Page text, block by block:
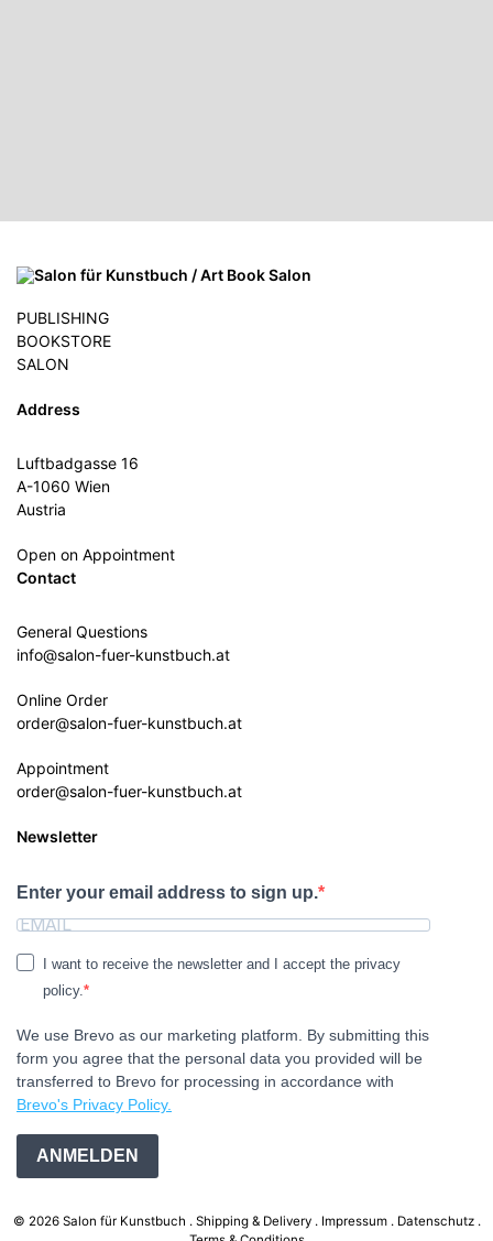
PUBLISHING
BOOKSTORE
SALON
Address
Luftbadgasse 16
A-1060 Wien
Austria
Open on Appointment
Contact
General Questions
info@salon-fuer-kunstbuch.at
Online Order
order@salon-fuer-kunstbuch.at
Appointment
order@salon-fuer-kunstbuch.at
Newsletter
Enter your email address to sign up.
I want to receive the newsletter and I accept the privacy
policy.
We use Brevo as our marketing platform. By submitting this
form you agree that the personal data you provided will be
transferred to Brevo for processing in accordance with
Brevo's Privacy Policy.
ANMELDEN
© 2026 Salon für Kunstbuch . Shipping & Delivery Impressum
Datenschutz